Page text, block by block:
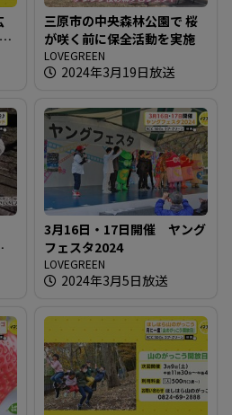
)
三原市の中央森林公園で 桜
が咲く前に保全活動を実施
LOVEGREEN
2024年3月19日放送
3月16日・17日開催 ヤング
フェスタ2024
LOVEGREEN
2024年3月5日放送